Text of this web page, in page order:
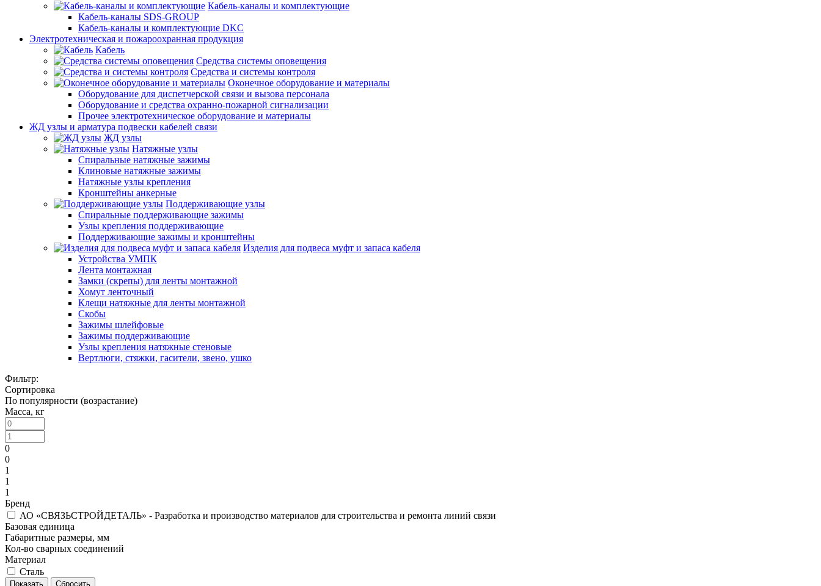
Кабель-каналы и комплектующие
Кабель-каналы SDS-GROUP
Кабель-каналы и комплектующие DKC
Электротехническая и пожароохранная продукция
Кабель
Средства системы оповещения
Средства и системы контроля
Оконечное оборудование и материалы
Оборудование для диспетчерской связи и вызова персонала
Оборудование и средства охранно-пожарной сигнализации
Прочее электротехническое оборудование и материалы
ЖД узлы и арматура подвески кабелей связи
ЖД узлы
Натяжные узлы
Спиральные натяжные зажимы
Клиновые натяжные зажимы
Натяжные узлы крепления
Кронштейны анкерные
Поддерживающие узлы
Спиральные поддерживающие зажимы
Узлы крепления поддерживающие
Поддерживающие зажимы и кронштейны
Изделия для подвеса муфт и запаса кабеля
Устройства УМПК
Лента монтажная
Замки (скрепы) для ленты монтажной
Хомут ленточный
Клещи натяжные для ленты монтажной
Скобы
Зажимы шлейфовые
Зажимы поддерживающие
Узлы крепления натяжные стеновые
Вертлюги, стяжки, гасители, звено, ушко
Фильтр:
Сортировка
По популярности (возрастание)
Масса, кг
0
0
1
1
1
Бренд
АО «СВЯЗЬСТРОЙДЕТАЛЬ» - Разработка и производство материалов для строительства и ремонта линий связи
Базовая единица
Габаритные размеры, мм
Кол-во сварных соединений
Материал
Сталь
Показать Сбросить